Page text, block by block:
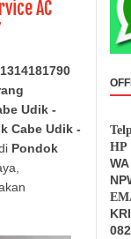
AC
Udik -
Cabe Udik -
Pondok
HP